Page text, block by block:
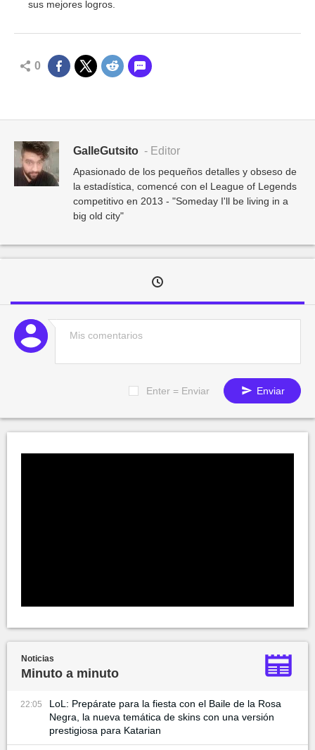
sus mejores logros.
0
GalleGutsito - Editor
Apasionado de los pequeños detalles y obseso de
la estadística, comencé con el League of Legends
competitivo en 2013 - "Someday I'll be living in a
big old city"
Enter = Enviar Enviar
Noticias
Minuto a minuto
22:05
LoL: Prepárate para la fiesta con el Baile de la Rosa
Negra, la nueva temática de skins con una versión
prestigiosa para Katarian